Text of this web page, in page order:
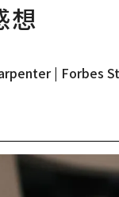
想
| Forbes